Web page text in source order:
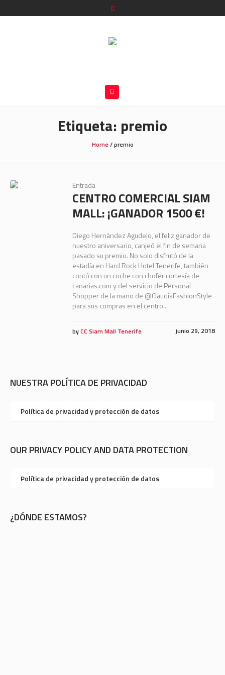
Etiqueta: premio
Home/premio
Entrada
CENTRO COMERCIAL SIAM
MALL: ¡GANADOR 1500 €!
Diego Hernández Agudelo, el feliz ganador de
nuestro aniversario, canjeó el fin de semana
pasado su premio. No solo disfrutó de la
estadía en Hard Rock Hotel Tenerife, también
contó con un coche con chofer cortesía de
canarias.com y del servicio de Personal
Shopper de la mano de @ClaudiaFashionStyle
para sus compras en el centro...
junio 29, 2018
byCC Siam Mall Tenerife
NUESTRA POLÍTICA DE PRIVACIDAD
Política de privacidad y protección de datos
OUR PRIVACY POLICY AND DATA PROTECTION
Política de privacidad y protección de datos
¿DÓNDE ESTAMOS?